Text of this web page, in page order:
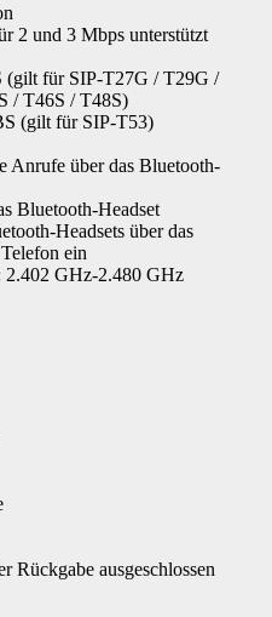
2 und 3 Mbps unterstützt
(gilt für SIP-T27G / T29G /
/ T46S / T48S)
(gilt für SIP-T53)
Anrufe über das Bluetooth-
Bluetooth-Headset
Headsets über das
ein
2.402 GHz-2.480 GHz
Rückgabe ausgeschlossen